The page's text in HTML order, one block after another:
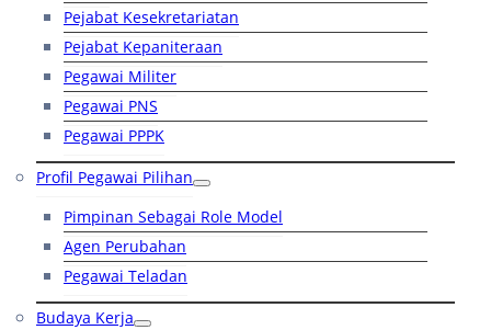
Pejabat Kesekretariatan
Pejabat Kepaniteraan
Pegawai Militer
Pegawai PNS
Pegawai PPPK
Profil Pegawai Pilihan
Pimpinan Sebagai Role Model
Agen Perubahan
Pegawai Teladan
Budaya Kerja